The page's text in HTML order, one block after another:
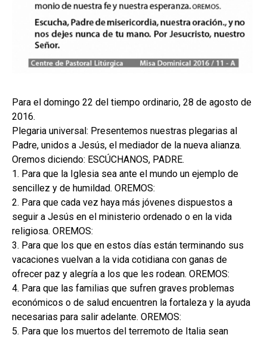
Para el domingo 22 del tiempo ordinario, 28 de agosto de
2016.
Plegaria universal: Presentemos nuestras plegarias al
Padre, unidos a Jesús, el mediador de la nueva alianza.
Oremos diciendo: ESCÚCHANOS, PADRE.
1. Para que la Iglesia sea ante el mundo un ejemplo de
sencillez y de humildad. OREMOS:
2. Para que cada vez haya más jóvenes dispuestos a
seguir a Jesús en el ministerio ordenado o en la vida
religiosa. OREMOS:
3. Para que los que en estos días están terminando sus
vacaciones vuelvan a la vida cotidiana con ganas de
ofrecer paz y alegría a los que les rodean. OREMOS:
4. Para que las familias que sufren graves problemas
económicos o de salud encuentren la fortaleza y la ayuda
necesarias para salir adelante. OREMOS:
5. Para que los muertos del terremoto de Italia sean